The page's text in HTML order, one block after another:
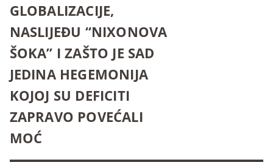
GLOBALIZACIJE,
NASLIJEĐU “NIXONOVA
ŠOKA” I ZAŠTO JE SAD
JEDINA HEGEMONIJA
KOJOJ SU DEFICITI
ZAPRAVO POVEĆALI
MOĆ